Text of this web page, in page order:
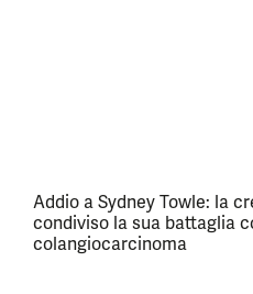
Addio a Sydney Towle: la
condiviso la sua battaglia
colangiocarcinoma